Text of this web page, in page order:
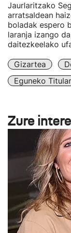
Jaurlaritzako
arratsaldean
boladak espero
laranja izango
daitezkeelako
Gizartea
Eguneko
Zure